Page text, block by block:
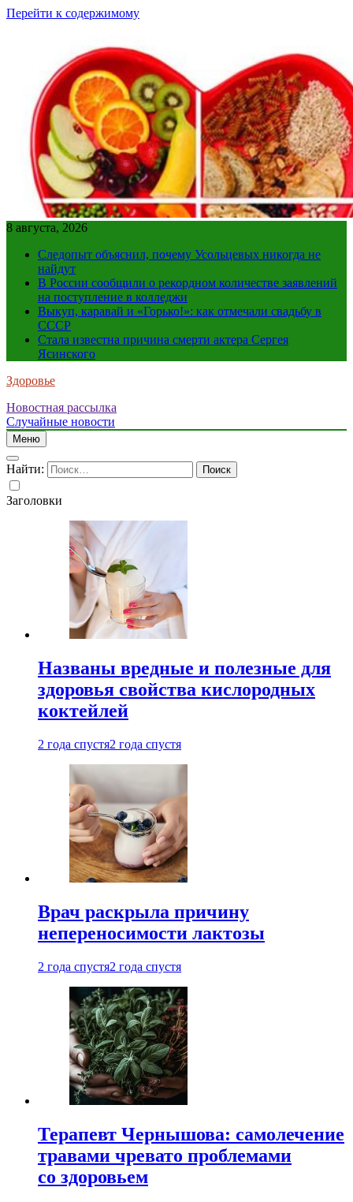
Перейти к содержимому
8 августа, 2026
Следопыт объяснил, почему Усольцевых никогда не
найдут
В России сообщили о рекордном количестве заявлений
на поступление в колледжи
Выкуп, каравай и «Горько!»: как отмечали свадьбу в
СССР
Стала известна причина смерти актера Сергея
Ясинского
Здоровье
Новостная рассылка
Случайные новости
Меню
Найти:
Заголовки
Названы вредные и полезные для
здоровья свойства кислородных
коктейлей
2 года спустя2 года спустя
Врач раскрыла причину
непереносимости лактозы
2 года спустя2 года спустя
Терапевт Чернышова: самолечение
травами чревато проблемами
со здоровьем